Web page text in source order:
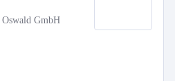
GmbH